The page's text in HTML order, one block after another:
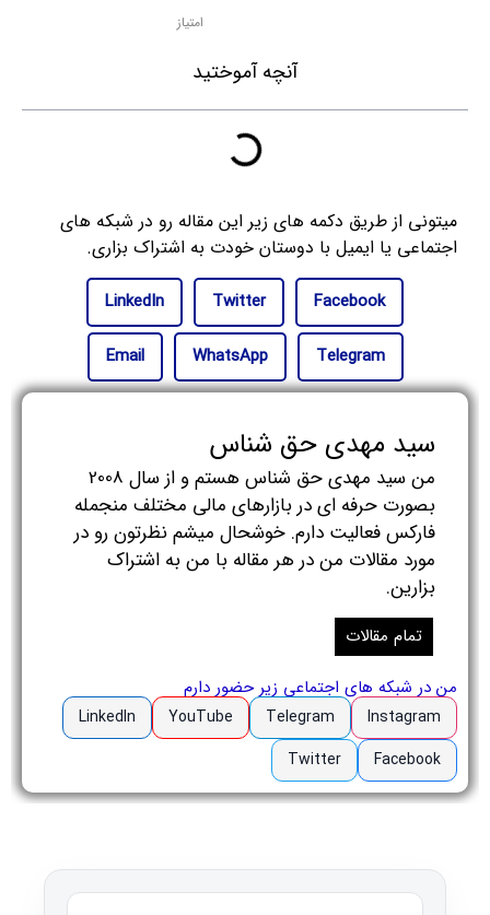
امتیاز
آنچه آموختید
میتونی از طریق دکمه های زیر این مقاله رو در شبکه های
اجتماعی یا ایمیل با دوستان خودت به اشتراک بزاری.
Facebook
Twitter
LinkedIn
Telegram
WhatsApp
Email
سید مهدی حق شناس
من سید مهدی حق شناس هستم و از سال 2008
بصورت حرفه ای در بازارهای مالی مختلف منجمله
فارکس فعالیت دارم. خوشحال میشم نظرتون رو در
مورد مقالات من در هر مقاله با من به اشتراک
بزارین.
تمام مقالات
من در شبکه های اجتماعی زیر حضور دارم
Instagram
Telegram
YouTube
LinkedIn
Facebook
Twitter